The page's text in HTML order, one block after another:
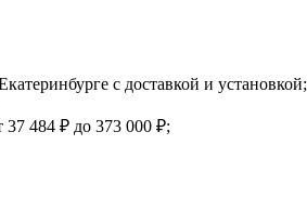
с доставкой и установкой;
37 484 ₽ до 373 000 ₽;